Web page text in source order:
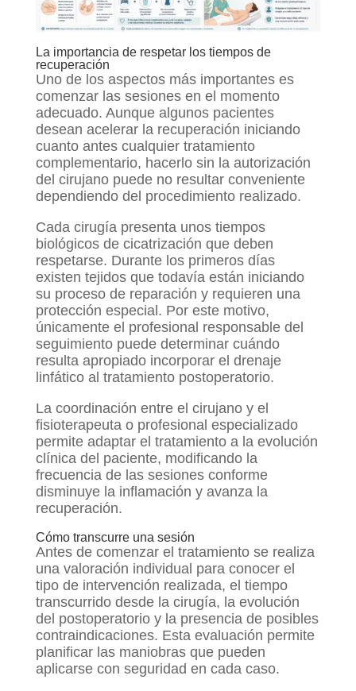
La importancia de respetar los tiempos de
recuperación
Uno de los aspectos más importantes es
comenzar las sesiones en el momento
adecuado. Aunque algunos pacientes
desean acelerar la recuperación iniciando
cuanto antes cualquier tratamiento
complementario, hacerlo sin la autorización
del cirujano puede no resultar conveniente
dependiendo del procedimiento realizado.
Cada cirugía presenta unos tiempos
biológicos de cicatrización que deben
respetarse. Durante los primeros días
existen tejidos que todavía están iniciando
su proceso de reparación y requieren una
protección especial. Por este motivo,
únicamente el profesional responsable del
seguimiento puede determinar cuándo
resulta apropiado incorporar el drenaje
linfático al tratamiento postoperatorio.
La coordinación entre el cirujano y el
fisioterapeuta o profesional especializado
permite adaptar el tratamiento a la evolución
clínica del paciente, modificando la
frecuencia de las sesiones conforme
disminuye la inflamación y avanza la
recuperación.
Cómo transcurre una sesión
Antes de comenzar el tratamiento se realiza
una valoración individual para conocer el
tipo de intervención realizada, el tiempo
transcurrido desde la cirugía, la evolución
del postoperatorio y la presencia de posibles
contraindicaciones. Esta evaluación permite
planificar las maniobras que pueden
aplicarse con seguridad en cada caso.